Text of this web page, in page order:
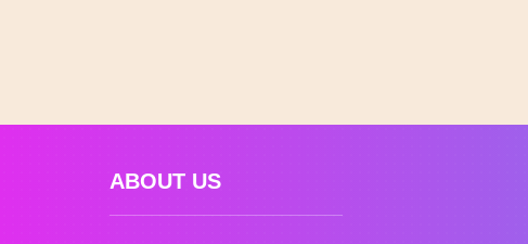
ABOUT US